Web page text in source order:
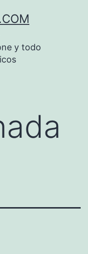
y todo